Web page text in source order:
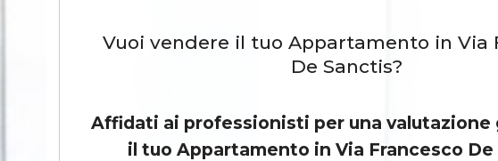
Vuoi vendere il tuo Appartamento in Via
De Sanctis?
Affidati ai professionisti per una valutazione
il tuo Appartamento in Via Francesco De